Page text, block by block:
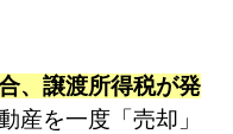
、譲渡所得税が発
産を一度「売却」